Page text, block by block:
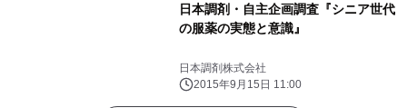
日本調剤・自主企画調査『シニア世代
の服薬の実態と意識』
日本調剤株式会社
2015年9月15日 11:00